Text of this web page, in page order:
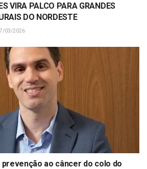
VIRA PALCO PARA GRANDES
DO NORDESTE
03/2026
ao câncer do colo do